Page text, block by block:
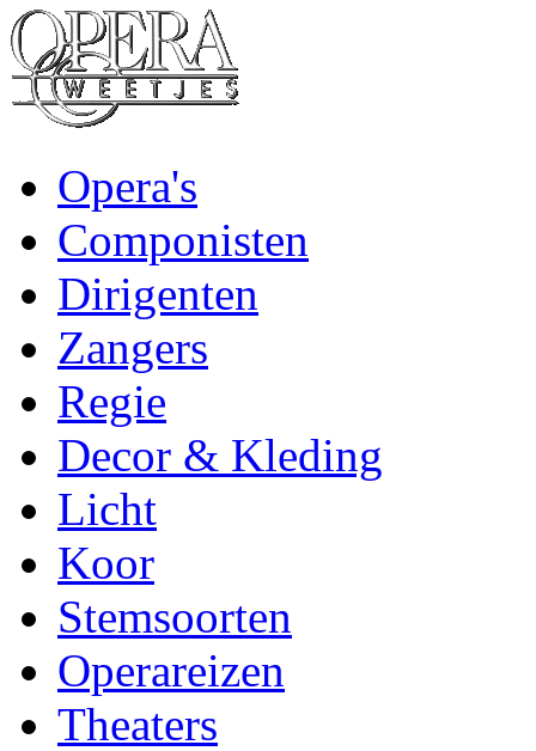
Opera's
Componisten
Dirigenten
Zangers
Regie
Decor & Kleding
Licht
Koor
Stemsoorten
Operareizen
Theaters